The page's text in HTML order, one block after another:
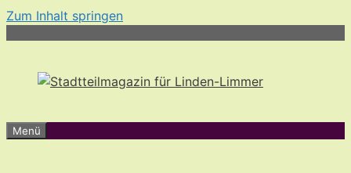
Zum Inhalt springen
Menü